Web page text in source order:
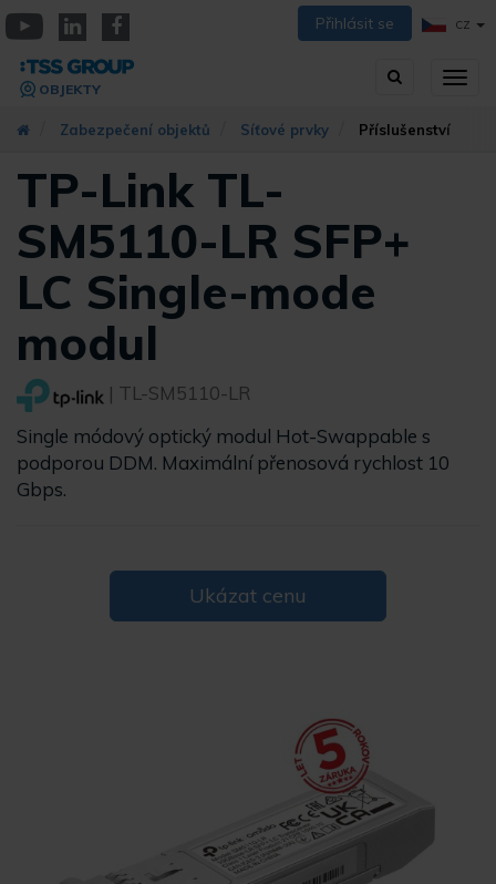
Přejít
k
hlavnímu
obsahu
Přihlásit se CZ
Vyhledávání
OBJEKTY
Zabezpečení objektů Síťové prvky Příslušenství
TP-Link TL-
SM5110-LR SFP+
LC Single-mode
modul
| TL-SM5110-LR
Single módový optický modul Hot-Swappable s
podporou DDM. Maximální přenosová rychlost 10
Gbps.
Ukázat cenu